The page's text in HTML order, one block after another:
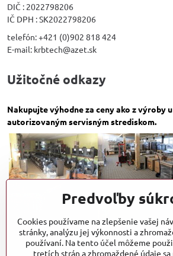
DIČ : 2022798206
IČ DPH : SK2022798206
telefón: +421 (0)902 818 424
E-mail: krbtech@azet.sk
Užitočné odkazy
Nakupujte výhodne za ceny ako z výroby
autorizovaným servisným strediskom.
Predvoľby
Cookies používame na zlepšenie vašej
stránky, analýzu jej výkonnosti a
používaní. Na tento účel môžeme
tretích strán a zhromaždené údaje